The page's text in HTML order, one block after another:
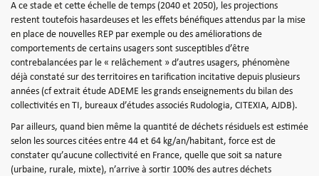
A ce stade et cette échelle de temps (2040 et 2050), les projections
restent toutefois hasardeuses et les effets bénéfiques attendus par la mise
en place de nouvelles REP par exemple ou des améliorations de
comportements de certains usagers sont susceptibles d’être
contrebalancées par le « relâchement » d’autres usagers, phénomène
déjà constaté sur des territoires en tarification incitative depuis plusieurs
années (cf extrait étude ADEME les grands enseignements du bilan des
collectivités en TI, bureaux d’études associés Rudologia, CITEXIA, AJDB).
Par ailleurs, quand bien même la quantité de déchets résiduels est estimée
selon les sources citées entre 44 et 64 kg/an/habitant, force est de
constater qu’aucune collectivité en France, quelle que soit sa nature
(urbaine, rurale, mixte), n’arrive à sortir 100% des autres déchets